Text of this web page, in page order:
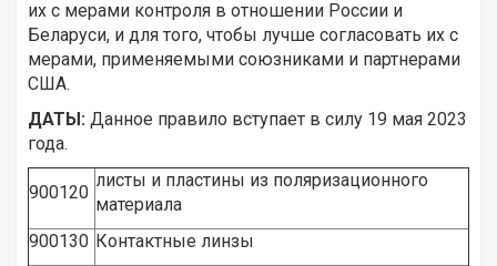
их с мерами контроля в отношении России и
Беларуси, и для того, чтобы лучше согласовать их с
мерами, применяемыми союзниками и партнерами
США.
ДАТЫ: Данное правило вступает в силу 19 мая 2023
года.
900120
листы и пластины из поляризационного
материала
900130 Контактные линзы